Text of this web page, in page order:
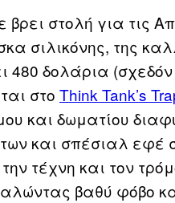
στολή για τις
σιλικόνης, της
480 δολάρια
στο Think Tank’s
και δωματίου
και σπέσιαλ εφέ
τέχνη και τον
βαθύ φόβο